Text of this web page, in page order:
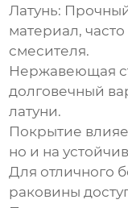
Латунь:
материал,
смесителя.
Нержавеющая
долговечный
латуни.
Покрытие
но и на
Для отличного
раковины